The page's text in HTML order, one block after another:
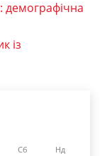
демографічна
із
Сб Нд